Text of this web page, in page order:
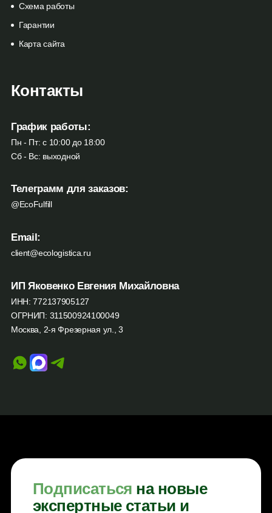
Схема работы
Гарантии
Карта сайта
Контакты
График работы:
Пн - Пт: с 10:00 до 18:00
Сб - Вс: выходной
Телеграмм для заказов:
@EcoFulfill
Email:
client@ecologistica.ru
ИП Яковенко Евгения Михайловна
ИНН: 772137905127
ОГРНИП: 311500924100049
Москва, 2-я Фрезерная ул., 3
Подписаться на новые
экспертные статьи и